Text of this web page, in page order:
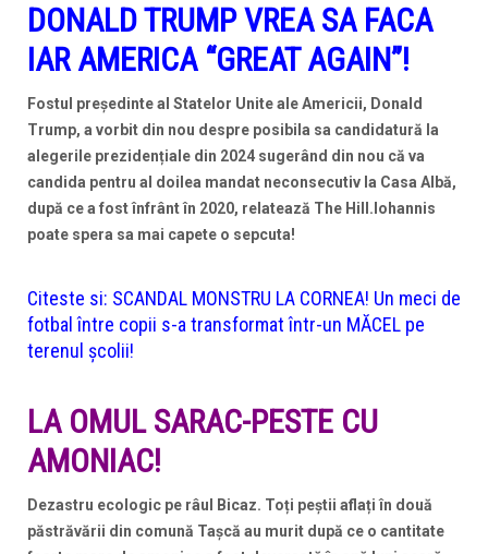
DONALD TRUMP VREA SA FACA
IAR AMERICA “GREAT AGAIN”!
Fostul președinte al Statelor Unite ale Americii, Donald
Trump, a vorbit din nou despre posibila sa candidatură la
alegerile prezidențiale din 2024 sugerând din nou că va
candida pentru al doilea mandat neconsecutiv la Casa Albă,
după ce a fost înfrânt în 2020, relatează The Hill.Iohannis
poate spera sa mai capete o sepcuta!
Citeste si: SCANDAL MONSTRU LA CORNEA! Un meci de
fotbal între copii s-a transformat într-un MĂCEL pe
terenul școlii!
LA OMUL SARAC-PESTE CU
AMONIAC!
Dezastru ecologic pe râul Bicaz. Toți peștii aflați în două
păstrăvării din comună Tașcă au murit după ce o cantitate